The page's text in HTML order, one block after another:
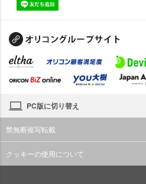
PC版に切り替え
禁無断複写転載
クッキーの使用について